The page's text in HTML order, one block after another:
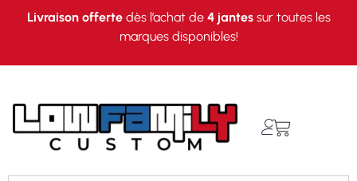
Livraison offertedès l’achat de 4 jantessur toutes les
marques disponibles!